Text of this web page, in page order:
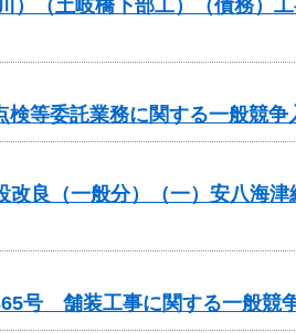
（土岐橋下部工）（債務）工
等委託業務に関する一般競争
良（一般分）（一）安八海津
号 舗装工事に関する一般競